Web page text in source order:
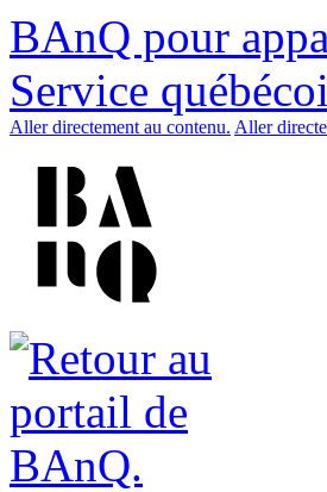
BAnQ pour
Service
Aller directement au contenu. Aller